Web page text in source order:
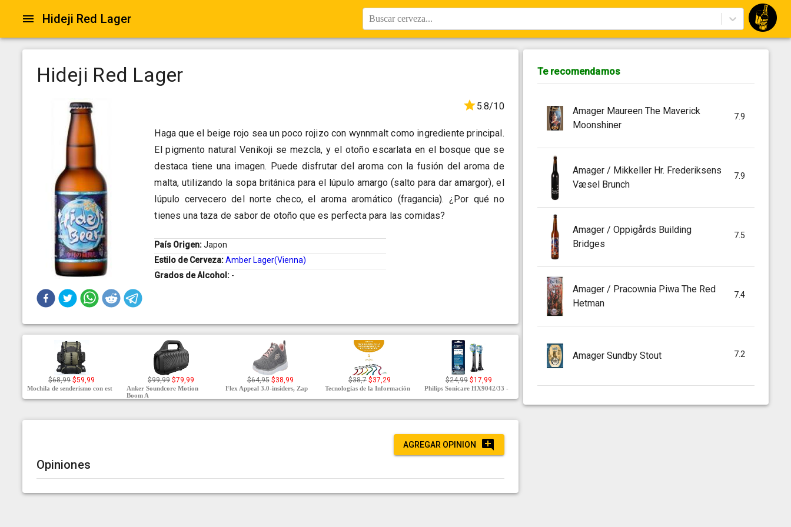
Hideji Red Lager Buscar cerveza...
Hideji Red Lager
5.8/10
Haga que el beige rojo sea un poco rojizo con wynnmalt como ingrediente principal.
El pigmento natural Venikoji se mezcla, y el otoño escarlata en el bosque que se
destaca tiene una imagen. Puede disfrutar del aroma con la fusión del aroma de
malta, utilizando la sopa británica para el lúpulo amargo (salto para dar amargor), el
lúpulo cervecero del norte checo, el aroma aromático (fragancia). ¿Por qué no
tienes una taza de sabor de otoño que es perfecta para las comidas?
País Origen:Japon
Estilo de Cerveza:Amber Lager(Vienna)
Grados de Alcohol: -
$68,99 $59,99
Mochila de senderismo con est
$99,99 $79,99
Anker Soundcore Motion
Boom A
$64,95 $38,99
Flex Appeal 3.0-insiders, Zap
$38,7 $37,29
Tecnologías de la Información
$24,99 $17,99
Philips Sonicare HX9042/33 -
AGREGAR OPINION
Opiniones
Te recomendamos
Amager Maureen The Maverick
Moonshiner
7.9
Amager / Mikkeller Hr. Frederiksens
Væsel Brunch
7.9
Amager / Oppigårds Building
Bridges
7.5
Amager / Pracownia Piwa The Red
Hetman
7.4
Amager Sundby Stout 7.2